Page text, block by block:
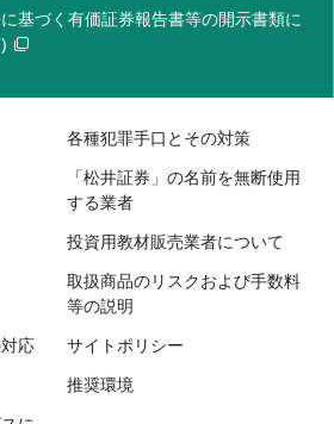
基づく有価証券報告書等の開示書類に
各種犯罪手口とその対策
「松井証券」の名前を無断使用
する業者
投資用教材販売業者について
取扱商品のリスクおよび手数料
等の説明
応 サイトポリシー
推奨環境